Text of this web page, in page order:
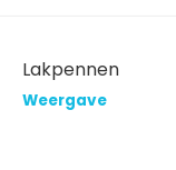
Lakpennen
Weergave